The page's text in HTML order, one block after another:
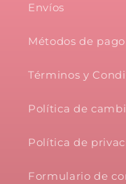
Envíos
Métodos de pago
Términos y
Política de
Política de
Formulario de